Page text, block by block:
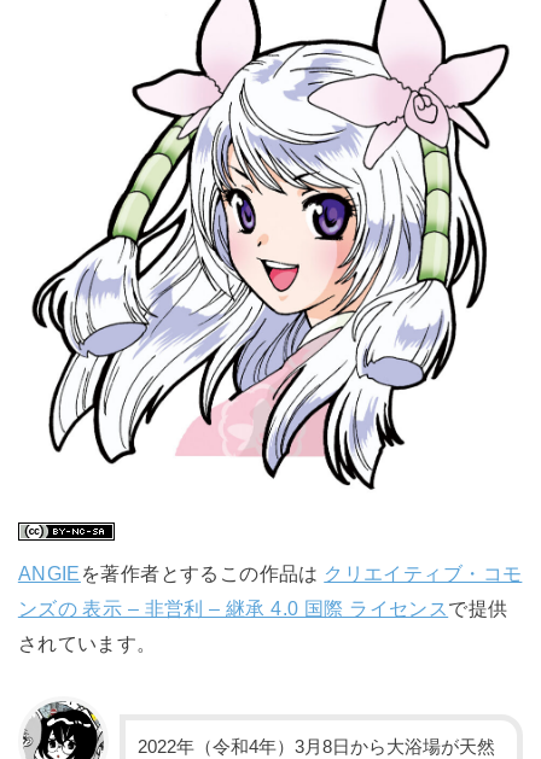
ANGIE を著作者とするこの作品は クリエイティブ・コモ
ンズの 表示 – 非営利 – 継承 4.0 国際 ライセンス で提供
されています。
2022年（令和4年）3月8日から大浴場が天然